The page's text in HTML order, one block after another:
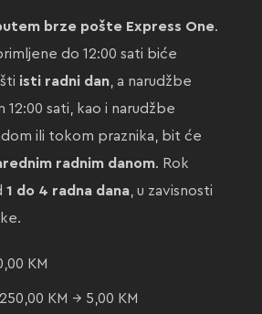
brze pošte Express One.
do 12:00 sati biće
isti radni dan, a narudžbe
12:00 sati, kao i narudžbe
ili tokom praznika, bit će
radnim danom. Rok
1 do 4 radna dana, u zavisnosti
KM
KM → 5,00 KM